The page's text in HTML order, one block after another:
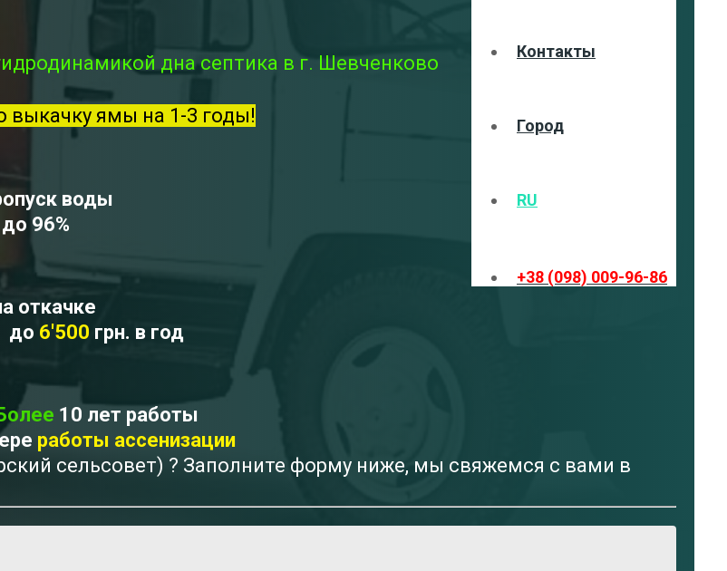
Контакты
Город
RU
+38 (098) 009-96-86
дна септика в г. Шевченково
выкачку ямы на 1-3 годы!
воды
96%
откачке
до 6'500 грн. в год
10 лет работы
работы ассенизации
сельсовет) ? Заполните форму ниже, мы свяжемся с вами в